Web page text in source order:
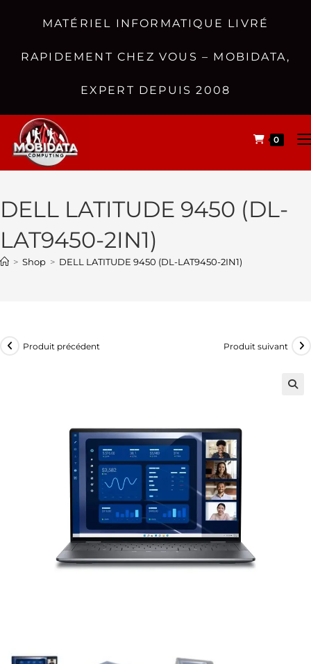
MATÉRIEL INFORMATIQUE LIVRÉ
RAPIDEMENT CHEZ VOUS – MOBIDATA,
EXPERT DEPUIS 2008
0
DELL LATITUDE 9450 (DL-
LAT9450-2IN1)
> Shop > DELL LATITUDE 9450 (DL-LAT9450-2IN1)
Produit précédent Produit suivant